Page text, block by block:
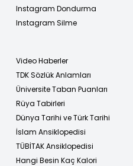
Instagram Dondurma
Instagram Silme
Video Haberler
TDK Sözlük Anlamları
Üniversite Taban Puanları
Rüya Tabirleri
Dünya Tarihi ve Türk Tarihi
İslam Ansiklopedisi
TÜBİTAK Ansiklopedisi
Hangi Besin Kaç Kalori